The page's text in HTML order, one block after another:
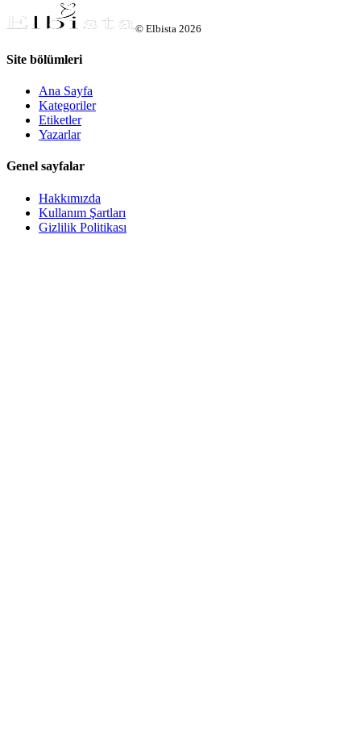
© Elbista 2026
Site bölümleri
Ana Sayfa
Kategoriler
Etiketler
Yazarlar
Genel sayfalar
Hakkımızda
Kullanım Şartları
Gizlilik Politikası